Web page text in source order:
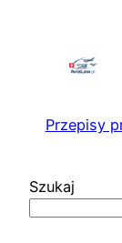
Przepisy
Szukaj